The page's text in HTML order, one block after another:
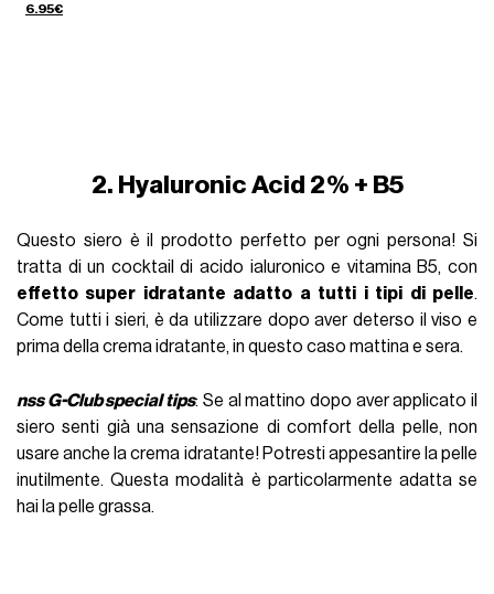
6.95€
2. Hyaluronic Acid 2% + B5
Questo siero è il prodotto perfetto per ogni persona! Si
tratta di un cocktail di acido ialuronico e vitamina B5, con
effetto super idratante adatto a tutti i tipi di pelle.
Come tutti i sieri, è da utilizzare dopo aver deterso il viso e
prima della crema idratante, in questo caso mattina e sera.
nss G-Club special tips: Se al mattino dopo aver applicato il
siero senti già una sensazione di comfort della pelle, non
usare anche la crema idratante! Potresti appesantire la pelle
inutilmente. Questa modalità è particolarmente adatta se
hai la pelle grassa.